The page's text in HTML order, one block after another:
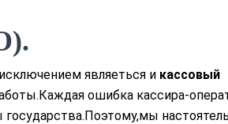
являеться и кассовый
ошибка кассира-